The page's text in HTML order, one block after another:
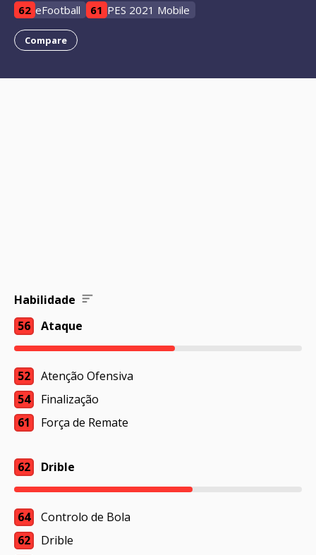
62 eFootball 61 PES 2021 Mobile
Compare
Habilidade
56
Ataque
52
Atenção Ofensiva
54
Finalização
61
Força de Remate
62 Drible
64
Controlo de Bola
62
Drible